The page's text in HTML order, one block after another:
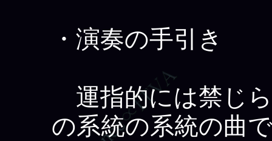
・演奏の手引き
運指的には禁じ
の系統の系統の曲